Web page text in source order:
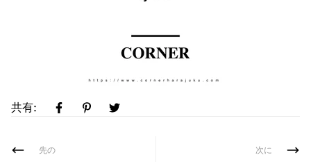
共有:
先の 次に